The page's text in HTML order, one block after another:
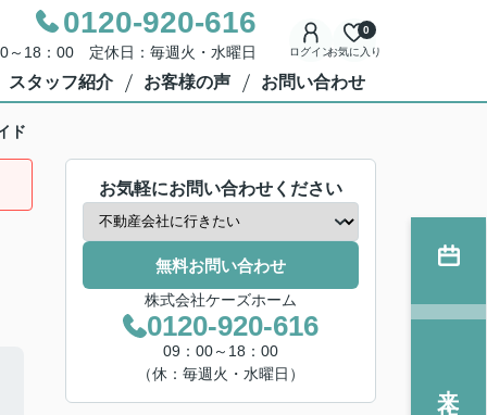
0120-920-616
～18：00 定休日：毎週火・水曜日 ログインお気に入り
0
スタッフ紹介 お客様の声 お問い合わせ
ド
お気軽にお問い合わせください
無料お問い合わせ
株式会社ケーズホーム
0120-920-616
09：00～18：00
（休：毎週火・水曜日）
来店予約